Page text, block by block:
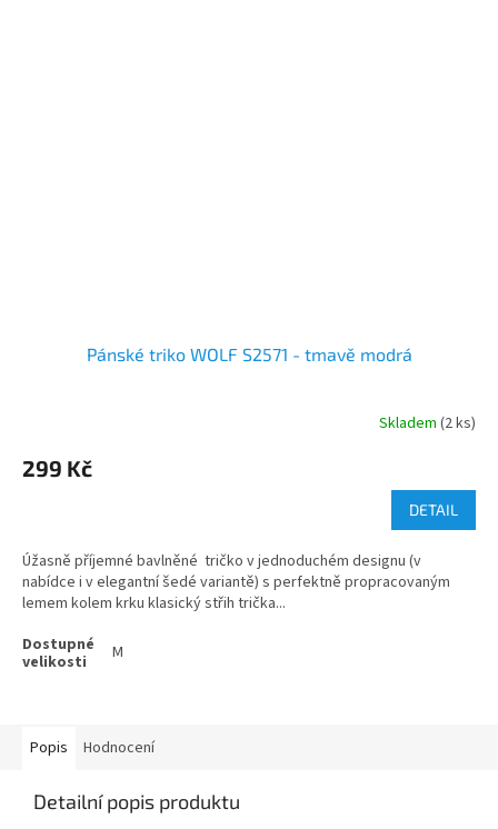
Pánské triko WOLF S2571 - tmavě modrá
Skladem (2 ks)
299 Kč
DETAIL
Úžasně příjemné bavlněné tričko v jednoduchém designu (v
nabídce i v elegantní šedé variantě) s perfektně propracovaným
lemem kolem krku klasický střih trička...
M
Popis Hodnocení
Detailní popis produktu